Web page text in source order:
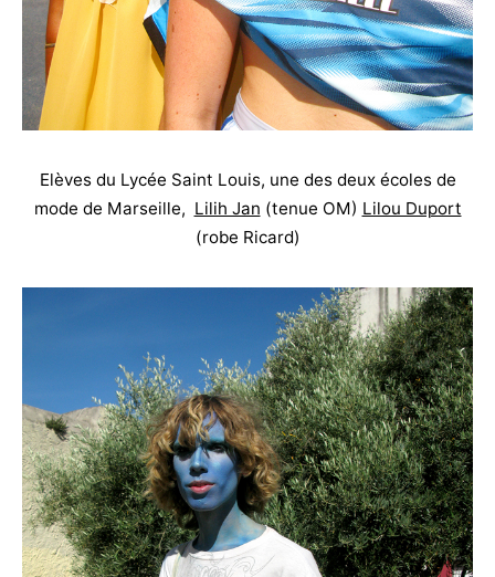
Elèves du Lycée Saint Louis, une des deux écoles de
mode de Marseille, Lilih Jan (tenue OM) Lilou Duport
(robe Ricard)